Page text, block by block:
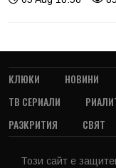
КЛЮКИ НОВИНИ
ТВ СЕРИАЛИ
РАЗКРИТИЯ
СВЯТ
Този сайт е